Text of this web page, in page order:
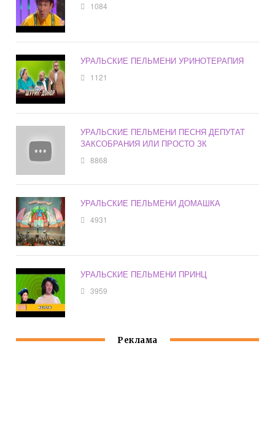
1084
УРАЛЬСКИЕ ПЕЛЬМЕНИ УРИНОТЕРАПИЯ
1121
УРАЛЬСКИЕ ПЕЛЬМЕНИ ПЕСНЯ ДЕПУТАТ
ЗАКСОБРАНИЯ ИЛИ ПРОСТО ЗК
8868
УРАЛЬСКИЕ ПЕЛЬМЕНИ ДОМАШКА
4931
УРАЛЬСКИЕ ПЕЛЬМЕНИ ПРИНЦ
3959
Реклама